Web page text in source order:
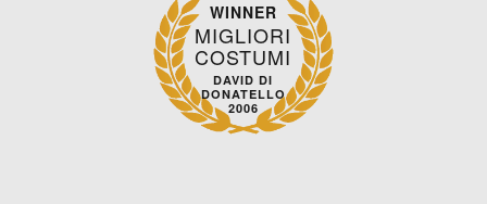
WINNER
MIGLIORI
COSTUMI
DAVID DI
DONATELLO
2006